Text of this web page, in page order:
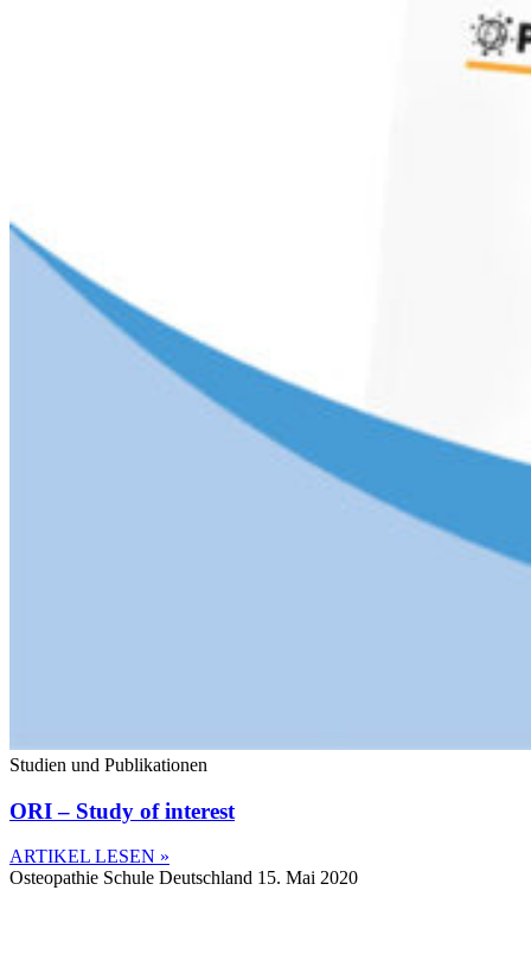
Studien und Publikationen
ORI – Study of interest
ARTIKEL LESEN »
Osteopathie Schule Deutschland 15. Mai 2020